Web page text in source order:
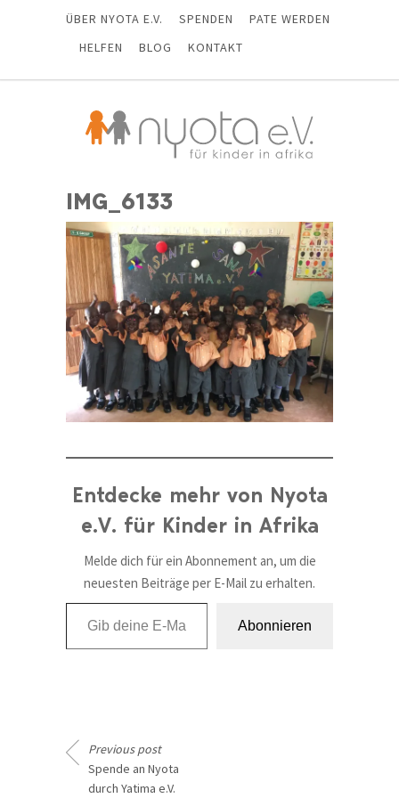
ÜBER NYOTA E.V. SPENDEN
PATE WERDEN
HELFEN
BLOG KONTAKT
IMG_6133
Entdecke mehr von Nyota
e.V. für Kinder in Afrika
Melde dich für ein Abonnement an, um die
neuesten Beiträge per E-Mail zu erhalten.
Gib deine E-Mail-Adresse ein ...
Abonnieren
Previous post
Spende an Nyota
durch Yatima e.V.